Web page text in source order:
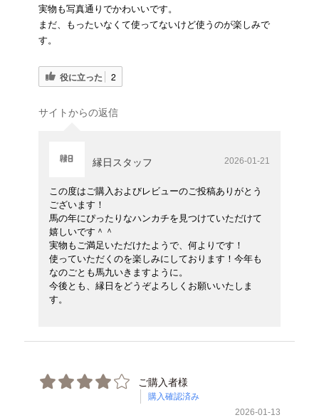
実物も写真通りでかわいいです。
まだ、もったいなくて使ってないけど使うのが楽しみで
す。
役に立った 2
サイトからの返信
縁日スタッフ 2026-01-21
この度はご購入およびレビューのご投稿ありがとう
ございます！
馬の年にぴったりなハンカチを見つけていただけて
嬉しいです＾＾
実物もご満足いただけたようで、何よりです！
使っていただくのを楽しみにしております！今年も
なのごとも馬九いきますように。
今後とも、縁日をどうぞよろしくお願いいたしま
す。
ご購入者様
購入確認済み
2026-01-13